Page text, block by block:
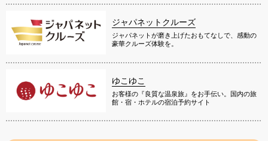
ジャパネットクルーズ
ジャパネットが磨き上げたおもてなしで、感動の
豪華クルーズ体験を。
ゆこゆこ
お客様の『良質な温泉旅』をお手伝い。国内の旅
館・宿・ホテルの宿泊予約サイト